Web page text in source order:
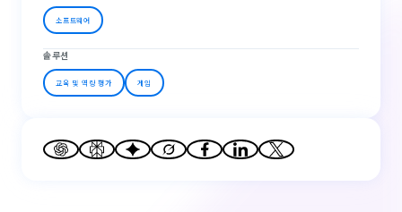
소프트웨어
솔루션
교육 및 역량 평가 게임